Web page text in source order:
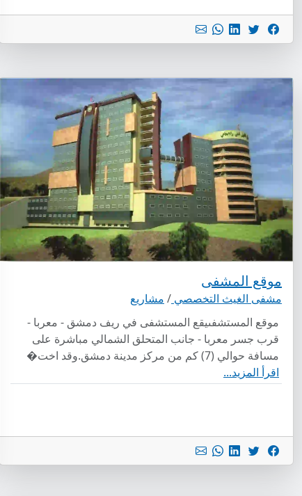
موقع المشفى
مشفى الغيث التخصصي / مشاريع
موقع المستشفىيقع المستشفى في ريف دمشق - معربا -
قرب جسر معربا - جانب المتحلق الشمالي مباشرة على
مسافة حوالي (7) كم من مركز مدينة دمشق.وقد اخت�
اقرأ المزيد...